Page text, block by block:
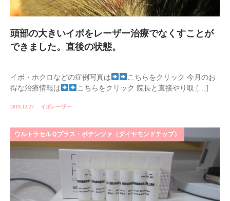
頭部の大きいイボをレーザー治療でなくすことが
できました。直後の状態。
イボ・ホクロなどの症例写真は
こちらをクリック 今月のお
得な治療情報は
こちらをクリック 院長と直接やり取 […]
2019.12.27 イボレーザー
ウルトラセルＱプラス・ポテンツァ（ダイヤモンドチップ）